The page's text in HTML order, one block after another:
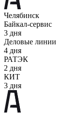
Челябинск
Байкал-сервис
3 дня
Деловые линии
4 дня
РАТЭК
2 дня
КИТ
3 дня